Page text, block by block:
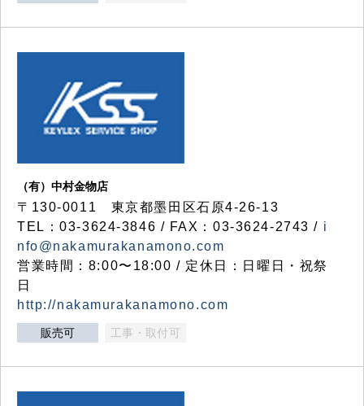
（有）中村金物店
〒130-0011 東京都墨田区石原4-26-13
TEL：03-3624-3846 / FAX：03-3624-2743 / i
nfo@nakamurakanamono.com
営業時間：8:00〜18:00 / 定休日：日曜日・祝祭
日
http://nakamurakanamono.com
販売可 工事・取付可